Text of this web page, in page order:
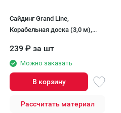
Сайдинг Grand Line,
Корабельная доска (3,0 м),
239 ₽ за шт
Можно заказать
В корзину
Рассчитать материал